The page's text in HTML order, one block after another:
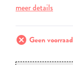
meer details
cancel Geen